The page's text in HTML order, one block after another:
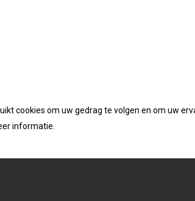
cookies om uw gedrag te volgen en om uw
informatie.